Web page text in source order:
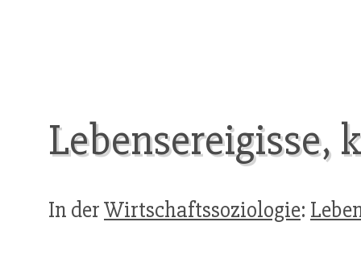
Lebensereigisse,
In derWirtschaftssoziologie: